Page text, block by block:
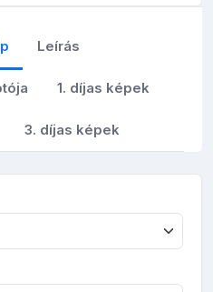
Leírás
1. díjas képek
3. díjas képek